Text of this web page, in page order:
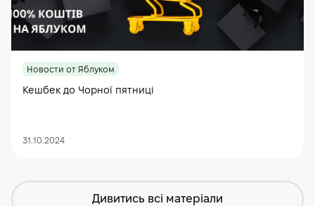
Новости от Яблуком
Кешбек до Чорної пятниці
31.10.2024
Дивитись всі матеріали